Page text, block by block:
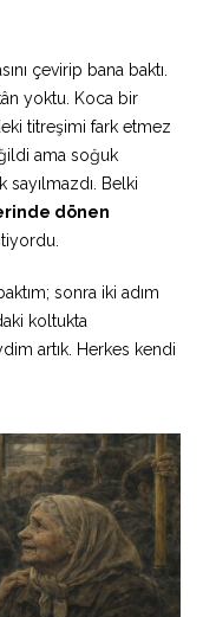
çevirip bana baktı.
yoktu. Koca bir
titreşimi fark etmez
ama soğuk
sayılmazdı. Belki
dönen
sonra iki adım
koltukta
artık. Herkes kendi